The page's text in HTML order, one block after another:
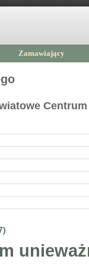
Zamawiający